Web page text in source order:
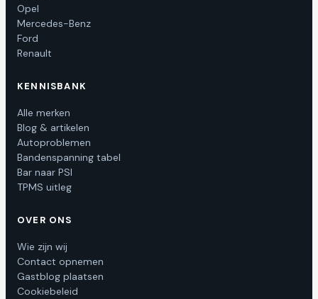
Opel
Mercedes-Benz
Ford
Renault
KENNISBANK
Alle merken
Blog & artikelen
Autoproblemen
Bandenspanning tabel
Bar naar PSI
TPMS uitleg
OVER ONS
Wie zijn wij
Contact opnemen
Gastblog plaatsen
Cookiebeleid